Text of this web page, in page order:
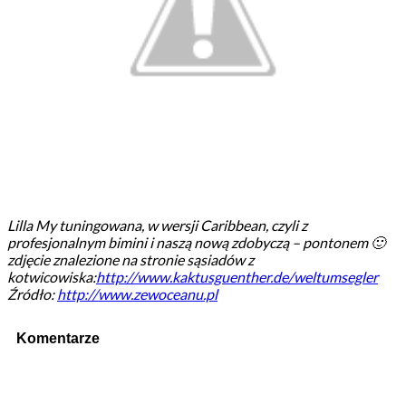
Lilla My tuningowana, w wersji Caribbean, czyli z
profesjonalnym bimini i naszą nową zdobyczą – pontonem 🙂
zdjęcie znalezione na stronie sąsiadów z
kotwicowiska:http://www.kaktusguenther.de/weltumsegler
Źródło:http://www.zewoceanu.pl
Komentarze